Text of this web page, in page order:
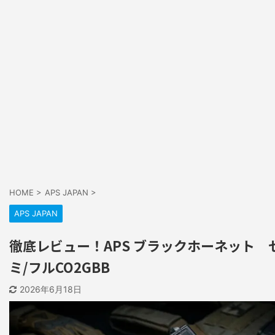
HOME > APS JAPAN >
APS JAPAN
徹底レビュー！APS ブラックホーネット
ミ/フルCO2GBB
2026年6月18日